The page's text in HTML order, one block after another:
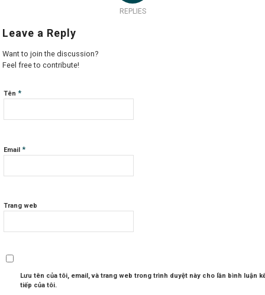
REPLIES
Leave a Reply
Want to join the discussion?
Feel free to contribute!
Tên*
Email*
Trang web
Lưu tên của tôi, email, và trang web trong trình duyệt này cho lần bình luận
tiếp của tôi.